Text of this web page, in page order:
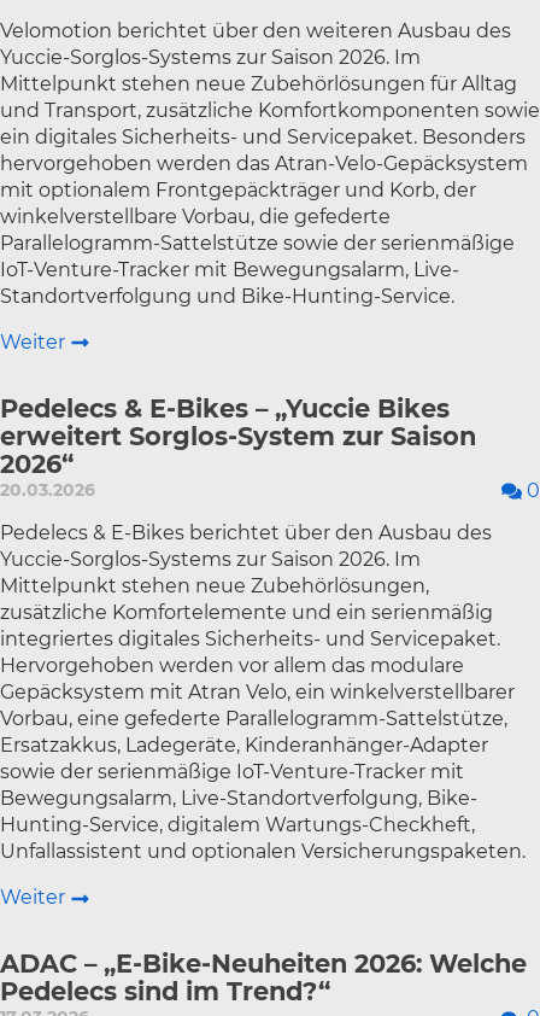
Velomotion berichtet über den weiteren Ausbau des
Yuccie-Sorglos-Systems zur Saison 2026. Im
Mittelpunkt stehen neue Zubehörlösungen für Alltag
und Transport, zusätzliche Komfortkomponenten sowie
ein digitales Sicherheits- und Servicepaket. Besonders
hervorgehoben werden das Atran-Velo-Gepäcksystem
mit optionalem Frontgepäckträger und Korb, der
winkelverstellbare Vorbau, die gefederte
Parallelogramm-Sattelstütze sowie der serienmäßige
IoT-Venture-Tracker mit Bewegungsalarm, Live-
Standortverfolgung und Bike-Hunting-Service.
Weiter
Pedelecs & E-Bikes – „Yuccie Bikes
erweitert Sorglos-System zur Saison
2026“
20.03.2026 0
Pedelecs & E-Bikes berichtet über den Ausbau des
Yuccie-Sorglos-Systems zur Saison 2026. Im
Mittelpunkt stehen neue Zubehörlösungen,
zusätzliche Komfortelemente und ein serienmäßig
integriertes digitales Sicherheits- und Servicepaket.
Hervorgehoben werden vor allem das modulare
Gepäcksystem mit Atran Velo, ein winkelverstellbarer
Vorbau, eine gefederte Parallelogramm-Sattelstütze,
Ersatzakkus, Ladegeräte, Kinderanhänger-Adapter
sowie der serienmäßige IoT-Venture-Tracker mit
Bewegungsalarm, Live-Standortverfolgung, Bike-
Hunting-Service, digitalem Wartungs-Checkheft,
Unfallassistent und optionalen Versicherungspaketen.
Weiter
ADAC – „E-Bike-Neuheiten 2026: Welche
Pedelecs sind im Trend?“